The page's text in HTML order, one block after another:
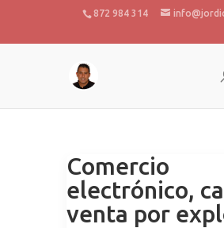
872 984 314
Comercio
electrónico,
venta por